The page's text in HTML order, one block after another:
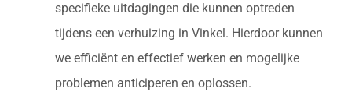
specifieke uitdagingen die kunnen optreden
tijdens een verhuizing in Vinkel. Hierdoor kunnen
we efficiënt en effectief werken en mogelijke
problemen anticiperen en oplossen.